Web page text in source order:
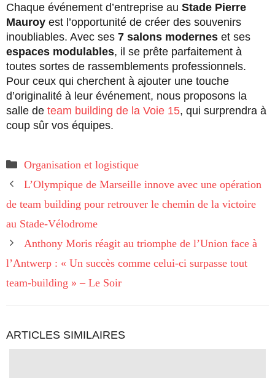
Chaque événement d’entreprise au Stade Pierre
Mauroy est l’opportunité de créer des souvenirs
inoubliables. Avec ses 7 salons modernes et ses
espaces modulables, il se prête parfaitement à
toutes sortes de rassemblements professionnels.
Pour ceux qui cherchent à ajouter une touche
d’originalité à leur événement, nous proposons la
salle de team building de la Voie 15, qui surprendra à
coup sûr vos équipes.
Catégories
Organisation et logistique
L’Olympique de Marseille innove avec une opération
de team building pour retrouver le chemin de la victoire
au Stade-Vélodrome
Anthony Moris réagit au triomphe de l’Union face à
l’Antwerp : « Un succès comme celui-ci surpasse tout
team-building » – Le Soir
ARTICLES SIMILAIRES